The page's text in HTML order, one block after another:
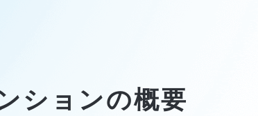
ションの概要